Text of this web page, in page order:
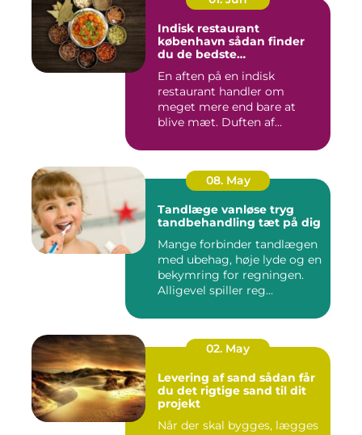
Indisk restaurant
københavn sådan finder
du de bedste
En aften på en indisk
restaurant handler om
meget mere end bare at
blive mæt. Duften af
08. May
Tandlæge vanløse tryg
tandbehandling tæt på dig
Mange forbinder tandlægen
med ubehag, høje lyde og en
bekymring for regningen.
Alligevel spiller reg...
02. May
Levering af sand sådan får
du det rigtige sand til dit
projekt
Når der skal bygges, lægges